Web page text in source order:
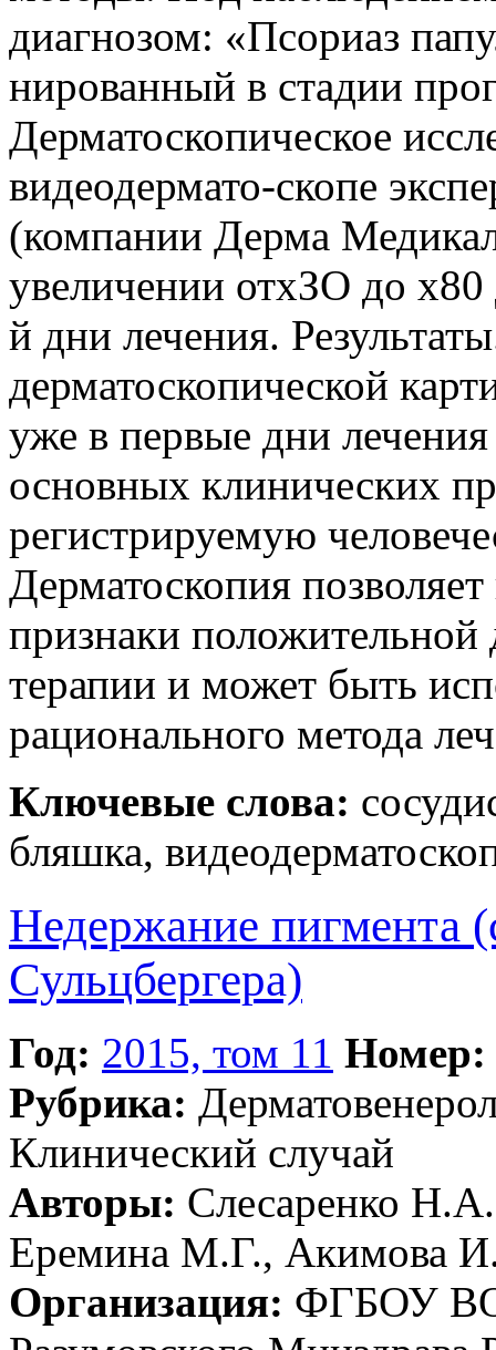
диагнозом: «Псориаз
нированный в стадии
Дерматоскопическое
видеодермато-скопе
(компании Дерма
увеличении отхЗО до
й дни лечения.
дерматоскопической
уже в первые дни
основных клинических
регистрируемую
Дерматоскопия
признаки
терапии и может быть
рационального метода
Ключевые слова:
бляшка,
Недержание пигмента
Сульцбергера)
Год: 2015, том 11 Номер:
Рубрика:
Клинический случай
Авторы: Слесаренко
Еремина М.Г., Акимова
Организация: ФГБОУ